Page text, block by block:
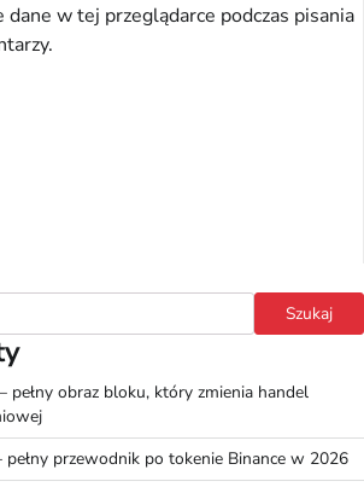
dane w tej przeglądarce podczas pisania
Szukaj
pełny obraz bloku, który zmienia handel
pełny przewodnik po tokenie Binance w 2026